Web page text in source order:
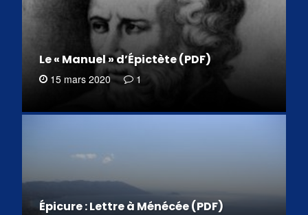
Le « Manuel » d’Épictète (PDF)
15 mars 2020 1
Épicure : Lettre à Ménécée (PDF)